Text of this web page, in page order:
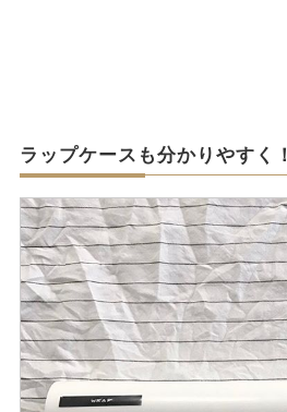
ラップケースも分かりやすく！